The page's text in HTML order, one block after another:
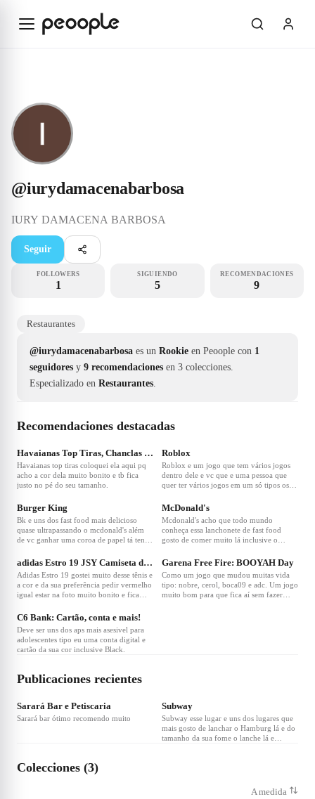
@iurydamacenabarbosa
IURY DAMACENA BARBOSA
Seguir
FOLLOWERS
1
SIGUIENDO
5
RECOMENDACIONES
9
Restaurantes
@iurydamacenabarbosa es un Rookie en Peoople con 1
seguidores y 9 recomendaciones en 3 colecciones.
Especializado en Restaurantes.
Recomendaciones destacadas
❤10
Havaianas Top Tiras, Chanclas para Mujer, Dorado
Havaianas top tiras coloquei ela aqui pq
acho a cor dela muito bonito e tb fica
justo no pé do seu tamanho.
❤
Roblox
Roblox e um jogo que tem vários jogos
dentro dele e vc que e uma pessoa que
quer ter vários jogos em um só tipos os
Disponível na play stori e na apps stori
Burger King
Bk e uns dos fast food mais delicioso
quase ultrapassando o mcdonald's além
de vc ganhar uma coroa de papel tá tendo
hambúrguer e pague só 25 reais eu ñ
espaço e coma 2 hambúrguer por 25 em
ñ perde essa.
McDonald's
Mcdonald's acho que todo mundo
conheça essa lanchonete de fast food
gosto de comer muito lá inclusive o
só para vc comer.
adidas Estro 19 JSY Camiseta de Manga Corta
Adidas Estro 19 gostei muito desse tênis e
a cor e da sua preferência pedir vermelho
igual estar na foto muito bonito e fica
Garena Free Fire: BOOYAH Day
Como um jogo que mudou muitas vida
tipo: nobre, cerol, boca09 e adc. Um jogo
muito bom para que fica aí sem fazer
C6 Bank: Cartão, conta e mais!
Deve ser uns dos aps mais asesivel para
adolescentes tipo eu uma conta digital e
cartão da sua cor inclusive Black.
Publicaciones recientes
Sarará Bar e Petiscaria
Sarará bar ótimo recomendo muito
Subway
Subway esse lugar e uns dos lugares que
mais gosto de lanchar o Hamburg lá e do
tamanho da sua fome o lanche lá e
Colecciones (3)
A medida